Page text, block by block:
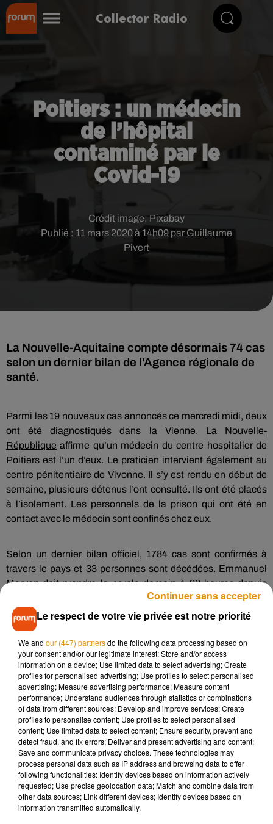
Collector Radio
Poitiers : un médecin
de l’hôpital
contaminé par le
Covid-19
Publié : 11 mars 2020 à 14h09 par Guillaume
Pivert
Crédit image: Pixabay
La Nouvelle-Aquitaine compte désormais 74 cas
selon un dernier bilan de l'Agence régionale de
santé.
Parmi les 19 nouveaux cas annoncés ce mercredi midi, deux
ont été diagnostiqués dans la Vienne. La Nouvelle-
République affirme qu’un médecin du centre hospitalier de
Poitiers est l’un d’eux. Le praticien intervient également au
centre pénitentiaire de Vivonne. Il s’y est rendu en début de
semaine, plusieurs détenus l’ont consulté. Ils ont été placés
à l’isolement. Les personnels de la prison qui ont été en
contact avec le médecin sont confinés chez eux.
Selon un dernier bilan officiel, 1784 cas sont confirmés à
travers le pays et 33 personnes sont décédées. Emmanuel
Macron doit prendre la parole demain à 20 heures depuis
[#COVID2019] Point de situation au 11 mars :
�x�19 nouveaux cas confirmés de
Nouvelle-Aquitaine
�x0Le suivi des cas confirmés en Nouvelle-Aquitaine sur
https://t.co/6KymWxH9RP
�x0Des précisions sur ces cas confirmés seront
apportées dans l'après-midi
— ARS Nouvelle-Aquitaine (@ARS_NAquit)March 11,
2020
Musique
Le respect de votre vie privée est notre priorité
We and our (447) partnersdo the following data processing based on
your consent and/or our legitimate interest: Store and/or access
information on a device; Use limited data to select advertising; Create
profiles for personalised advertising; Use profiles to select personalised
advertising; Measure advertising performance; Measure content
performance; Understand audiences through statistics or combinations
of data from different sources; Develop and improve services; Create
profiles to personalise content; Use profiles to select personalised
content; Use limited data to select content; Ensure security, prevent and
detect fraud, and fix errors; Deliver and present advertising and content;
Save and communicate privacy choices. These technologies may
process personal data such as IP address and browsing data to offer
following functionalities: Identify devices based on information actively
requested; Use precise geolocation data; Match and combine data from
other data sources; Link different devices; Identify devices based on
information transmitted automatically.
Continuer sans accepter